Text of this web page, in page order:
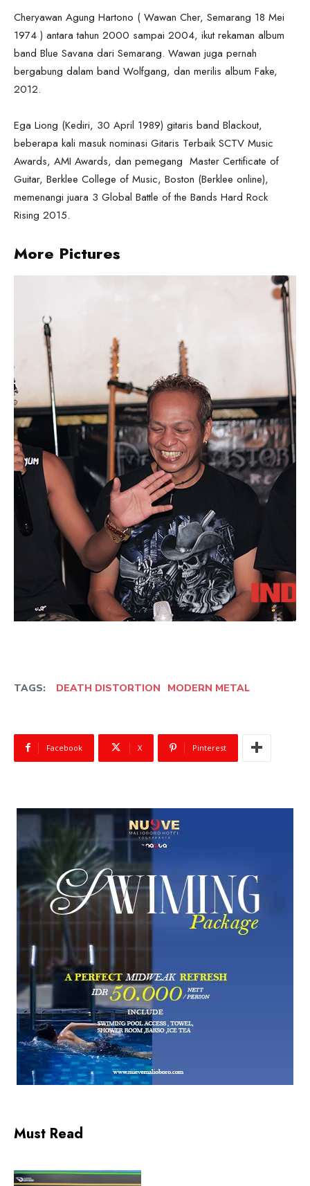
Cheryawan Agung Hartono ( Wawan Cher, Semarang 18 Mei
1974 ) antara tahun 2000 sampai 2004, ikut rekaman album
band Blue Savana dari Semarang. Wawan juga pernah
bergabung dalam band Wolfgang, dan merilis album Fake,
2012.
Ega Liong (Kediri, 30 April 1989) gitaris band Blackout,
beberapa kali masuk nominasi Gitaris Terbaik SCTV Music
Awards, AMI Awards, dan pemegang Master Certificate of
Guitar, Berklee College of Music, Boston (Berklee online),
memenangi juara 3 Global Battle of the Bands Hard Rock
Rising 2015.
More Pictures
TAGS: DEATH DISTORTION MODERN METAL
Facebook X Pinterest
Must Read